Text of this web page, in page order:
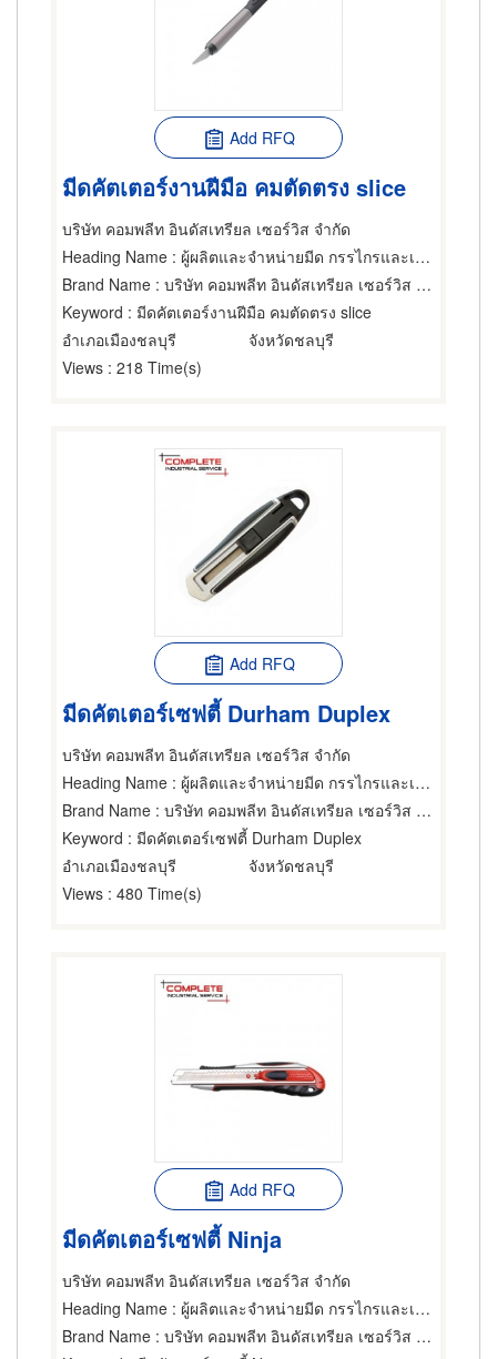
Add RFQ
มีดคัตเตอร์งานฝีมือ คมตัดตรง slice
บริษัท คอมพลีท อินดัสเทรียล เซอร์วิส จำกัด
Heading Name : ผู้ผลิตและจำหน่ายมีด กรรไกรและเครื่องตัด
Brand Name : บริษัท คอมพลีท อินดัสเทรียล เซอร์วิส จำกัด
Keyword : มีดคัตเตอร์งานฝีมือ คมตัดตรง slice
อำเภอเมืองชลบุรี
จังหวัดชลบุรี
Views : 218 Time(s)
Add RFQ
มีดคัตเตอร์เซฟตี้ Durham Duplex
บริษัท คอมพลีท อินดัสเทรียล เซอร์วิส จำกัด
Heading Name : ผู้ผลิตและจำหน่ายมีด กรรไกรและเครื่องตัด
Brand Name : บริษัท คอมพลีท อินดัสเทรียล เซอร์วิส จำกัด
Keyword : มีดคัตเตอร์เซฟตี้ Durham Duplex
อำเภอเมืองชลบุรี
จังหวัดชลบุรี
Views : 480 Time(s)
Add RFQ
มีดคัตเตอร์เซฟตี้ Ninja
บริษัท คอมพลีท อินดัสเทรียล เซอร์วิส จำกัด
Heading Name : ผู้ผลิตและจำหน่ายมีด กรรไกรและเครื่องตัด
Brand Name : บริษัท คอมพลีท อินดัสเทรียล เซอร์วิส จำกัด